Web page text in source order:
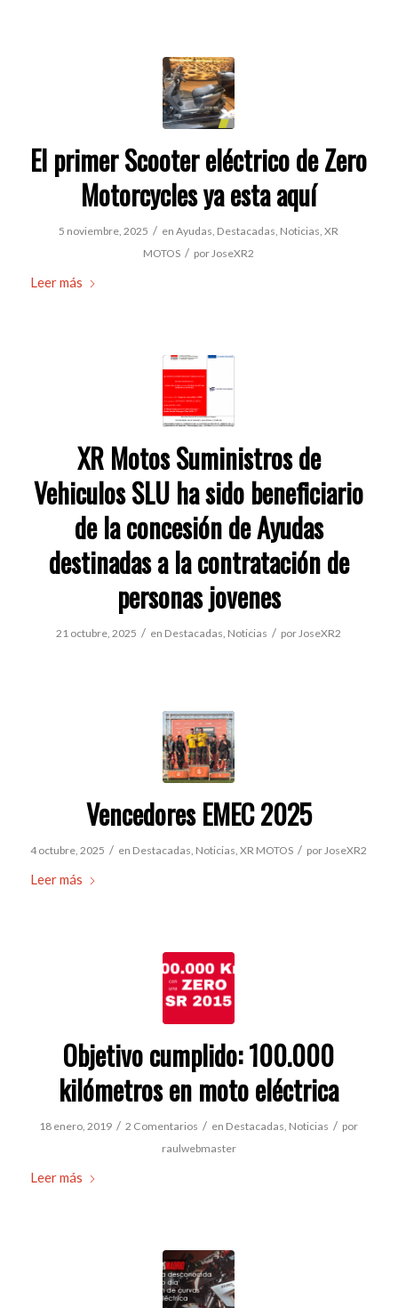
El primer Scooter eléctrico de Zero
Motorcycles ya esta aquí
5 noviembre, 2025 / enAyudas, Destacadas, Noticias,XR
MOTOS / porJoseXR2
Leer más
XR Motos Suministros de
Vehiculos SLU ha sido beneficiario
de la concesión de Ayudas
destinadas a la contratación de
personas jovenes
21 octubre, 2025 / en Destacadas, Noticias / porJoseXR2
Vencedores EMEC 2025
4 octubre, 2025 / en Destacadas, Noticias,XR MOTOS / porJoseXR2
Leer más
Objetivo cumplido: 100.000
kilómetros en moto eléctrica
18 enero, 2019 / 2 Comentarios / en Destacadas, Noticias / por
raulwebmaster
Leer más